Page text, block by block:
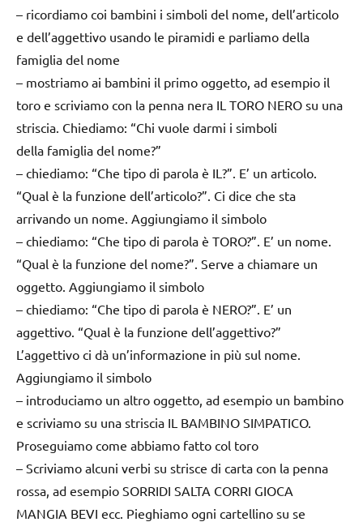
– ricordiamo coi bambini i simboli del nome, dell’articolo
e dell’aggettivo usando le piramidi e parliamo della
famiglia del nome
– mostriamo ai bambini il primo oggetto, ad esempio il
toro e scriviamo con la penna nera IL TORO NERO su una
striscia. Chiediamo: “Chi vuole darmi i simboli
della famiglia del nome?”
– chiediamo: “Che tipo di parola è IL?”. E’ un articolo.
“Qual è la funzione dell’articolo?”. Ci dice che sta
arrivando un nome. Aggiungiamo il simbolo
– chiediamo: “Che tipo di parola è TORO?”. E’ un nome.
“Qual è la funzione del nome?”. Serve a chiamare un
oggetto. Aggiungiamo il simbolo
– chiediamo: “Che tipo di parola è NERO?”. E’ un
aggettivo. “Qual è la funzione dell’aggettivo?”
L’aggettivo ci dà un’informazione in più sul nome.
Aggiungiamo il simbolo
– introduciamo un altro oggetto, ad esempio un bambino
e scriviamo su una striscia IL BAMBINO SIMPATICO.
Proseguiamo come abbiamo fatto col toro
– Scriviamo alcuni verbi su strisce di carta con la penna
rossa, ad esempio SORRIDI SALTA CORRI GIOCA
MANGIA BEVI ecc. Pieghiamo ogni cartellino su se